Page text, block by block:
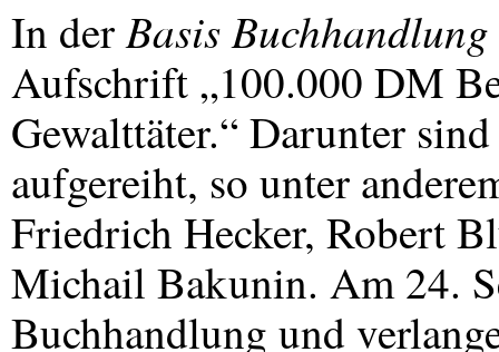
In derBasis Buchhandlung
Aufschrift „100.000 DM
Gewalttäter.“ Darunter
aufgereiht, so unter
Friedrich Hecker, Robert
Michail Bakunin. Am 24.
Buchhandlung und